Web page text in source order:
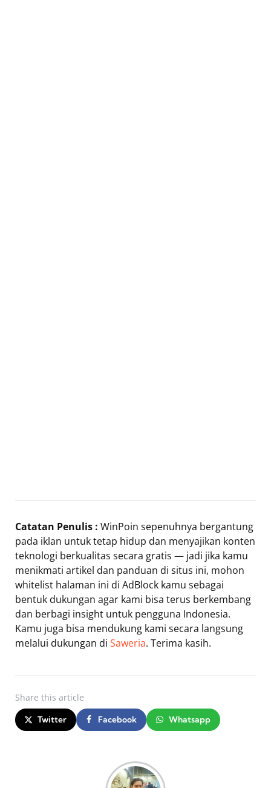
Catatan Penulis : WinPoin sepenuhnya bergantung
pada iklan untuk tetap hidup dan menyajikan konten
teknologi berkualitas secara gratis — jadi jika kamu
menikmati artikel dan panduan di situs ini, mohon
whitelist halaman ini di AdBlock kamu sebagai
bentuk dukungan agar kami bisa terus berkembang
dan berbagi insight untuk pengguna Indonesia.
Kamu juga bisa mendukung kami secara langsung
melalui dukungan di Saweria. Terima kasih.
Share this article
Twitter Facebook Whatsapp